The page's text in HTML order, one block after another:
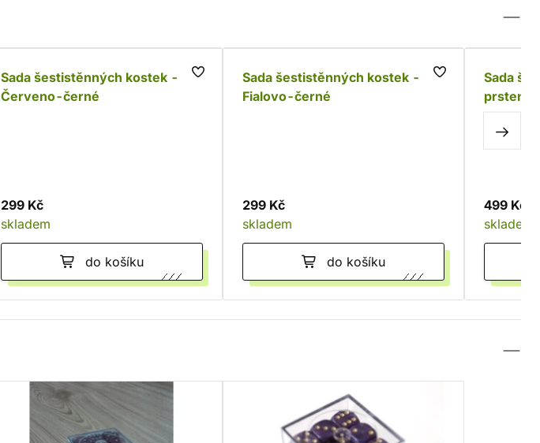
Sada šestistěnných kostek -
Červeno-černé
299 Kč
skladem
do košíku
Sada šestistěnných kostek -
Fialovo-černé
299 Kč
skladem
do košíku
Sada
prstenů
499 Kč
skladem